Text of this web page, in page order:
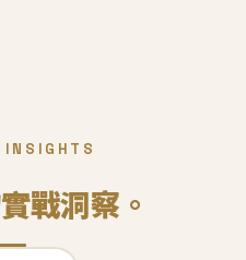
INSIGHTS
實戰洞察。